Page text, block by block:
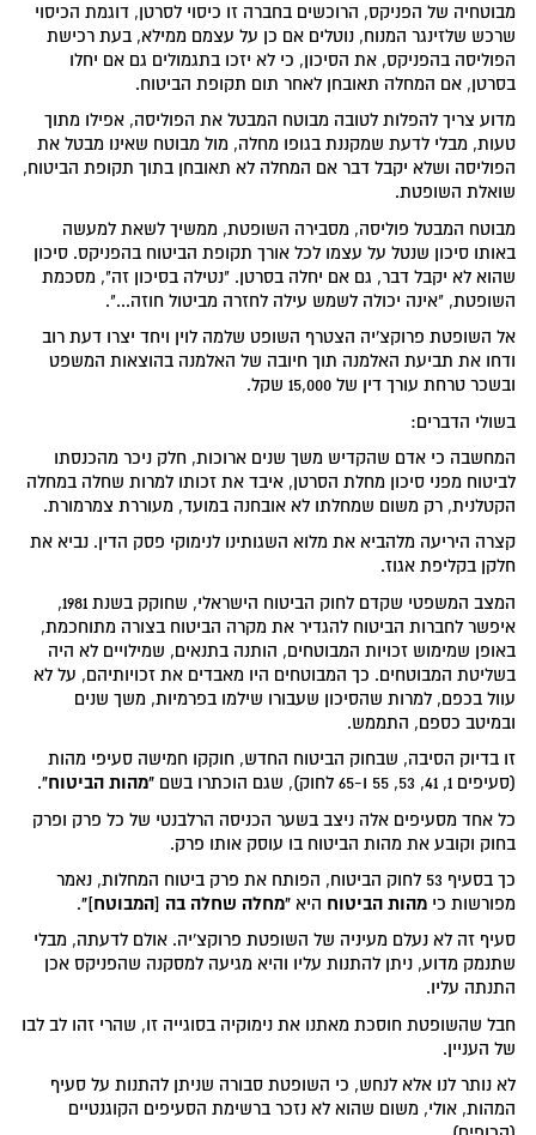
מבוטחיה של הפניקס, הרוכשים בחברה זו כיסוי לסרטן, דוגמת הכיסוי
שרכש שלזינגר המנוח, נוטלים אם כן על עצמם ממילא, בעת רכישת
הפוליסה בהפניקס, את הסיכון, כי לא יזכו בתגמולים גם אם יחלו
בסרטן, אם המחלה תאובחן לאחר תום תקופת הביטוח.
מדוע צריך להפלות לטובה מבוטח המבטל את הפוליסה, אפילו מתוך
טעות, מבלי לדעת שמקננת בגופו מחלה, מול מבוטח שאינו מבטל את
הפוליסה ושלא יקבל דבר אם המחלה לא תאובחן בתוך תקופת הביטוח,
שואלת השופטת.
מבוטח המבטל פוליסה, מסבירה השופטת, ממשיך לשאת למעשה
באותו סיכון שנטל על עצמו לכל אורך תקופת הביטוח בהפניקס. סיכון
שהוא לא יקבל דבר, גם אם יחלה בסרטן. "נטילה בסיכון זה", מסכמת
השופטת, "אינה יכולה לשמש עילה לחזרה מביטול חוזה...".
אל השופטת פרוקצ'יה הצטרף השופט שלמה לוין ויחד יצרו דעת רוב
ודחו את תביעת האלמנה תוך חיובה של האלמנה בהוצאות המשפט
ובשכר טרחת עורך דין של 15,000 שקל.
בשולי הדברים:
המחשבה כי אדם שהקדיש משך שנים ארוכות, חלק ניכר מהכנסתו
לביטוח מפני סיכון מחלת הסרטן, איבד את זכותו למרות שחלה במחלה
הקטלנית, רק משום שמחלתו לא אובחנה במועד, מעוררת צמרמורת.
קצרה היריעה מלהביא את מלוא השגותינו לנימוקי פסק הדין. נביא את
חלקן בקליפת אגוז.
המצב המשפטי שקדם לחוק הביטוח הישראלי, שחוקק בשנת 1981,
איפשר לחברות הביטוח להגדיר את מקרה הביטוח בצורה מתוחכמת,
באופן שמימוש זכויות המבוטחים, הותנה בתנאים, שמילויים לא היה
בשליטת המבוטחים. כך המבוטחים היו מאבדים את זכויותיהם, על לא
עוול בכפם, למרות שהסיכון שעבורו שילמו בפרמיות, משך שנים
ובמיטב כספם, התממש.
זו בדיוק הסיבה, שבחוק הביטוח החדש, חוקקו חמישה סעיפי מהות
(סעיפים 1, 41, 53, 55 ו-65 לחוק), שגם הוכתרו בשם
"מהות הביטוח".
כל אחד מסעיפים אלה ניצב בשער הכניסה הרלבנטי של כל פרק ופרק
בחוק וקובע את מהות הביטוח בו עוסק אותו פרק.
כך בסעיף 53 לחוק הביטוח, הפותח את פרק ביטוח המחלות, נאמר
מפורשות כימהות הביטוח היא"מחלה שחלה בה [המבוטח]".
סעיף זה לא נעלם מעיניה של השופטת פרוקצ'יה. אולם לדעתה, מבלי
שתנמק מדוע, ניתן להתנות עליו והיא מגיעה למסקנה שהפניקס אכן
התנתה עליו.
חבל שהשופטת חוסכת מאתנו את נימוקיה בסוגייה זו, שהרי זהו לב לבו
של העניין.
לא נותר לנו אלא לנחש, כי השופטת סבורה שניתן להתנות על סעיף
המהות, אולי, משום שהוא לא נזכר ברשימת הסעיפים הקוגנטיים